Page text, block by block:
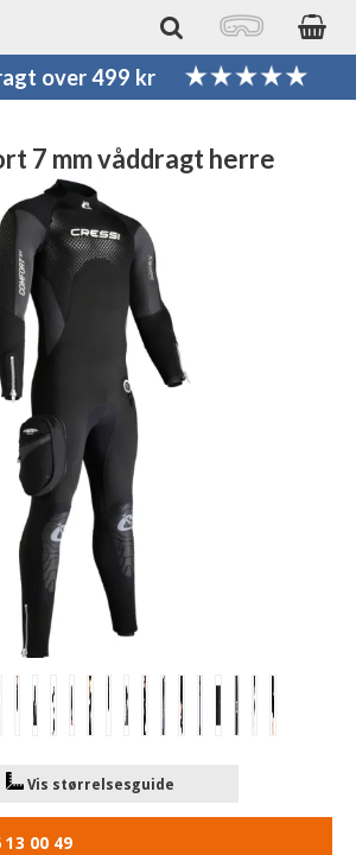
over 499 kr
7 mm våddragt herre
Vis størrelsesguide
13 00 49